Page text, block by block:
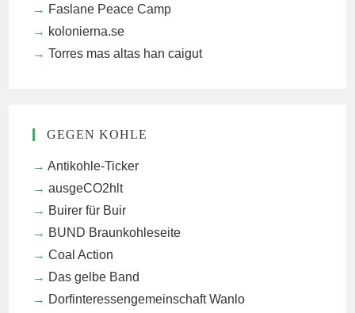
Faslane Peace Camp
kolonierna.se
Torres mas altas han caigut
GEGEN KOHLE
Antikohle-Ticker
ausgeCO2hlt
Buirer für Buir
BUND Braunkohleseite
Coal Action
Das gelbe Band
Dorfinteressengemeinschaft Wanlo